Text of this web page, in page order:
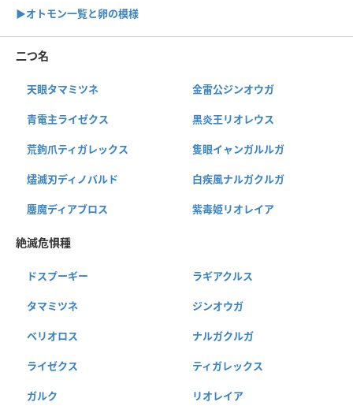
▶︎オトモン一覧と卵の模様
二つ名
天眼タマミツネ 金雷公ジンオウガ
青電主ライゼクス 黒炎王リオレウス
荒鉤爪ティガレックス 隻眼イャンガルルガ
燼滅刃ディノバルド 白疾風ナルガクルガ
鏖魔ディアブロス 紫毒姫リオレイア
絶滅危惧種
ドスプーギー ラギアクルス
タマミツネ ジンオウガ
ベリオロス ナルガクルガ
ライゼクス ティガレックス
ガルク リオレイア